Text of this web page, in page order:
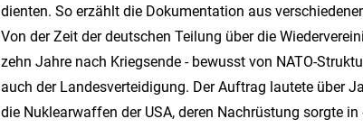
dienten. So erzählt die Dokumentation aus
Von der Zeit der deutschen Teilung über die
zehn Jahre nach Kriegsende - bewusst von NATO-
auch der Landesverteidigung. Der Auftrag lautete über
die Nuklearwaffen der USA, deren Nachrüstung sorgte